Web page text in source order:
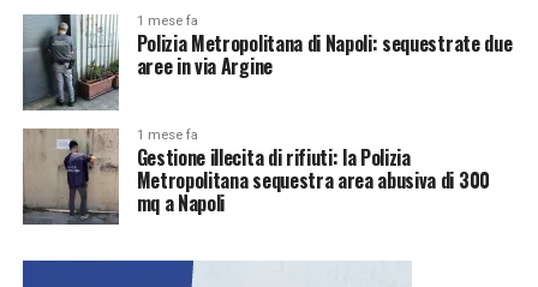
1 mese fa
Polizia Metropolitana di Napoli: sequestrate due
aree in via Argine
1 mese fa
Gestione illecita di rifiuti: la Polizia
Metropolitana sequestra area abusiva di 300
mq a Napoli